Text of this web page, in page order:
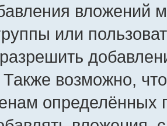
вложений
или
возможно,
определённых